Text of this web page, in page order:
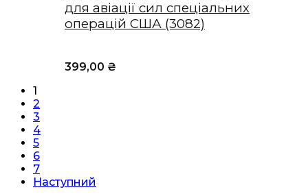
для авіації сил спеціальних
операцій США (3082)
399,00 ₴
1
2
3
4
5
6
7
Наступний